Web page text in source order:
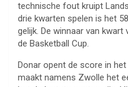
technische fout kruipt
drie kwarten spelen is het
gelijk. De winnaar van kwart
de Basketball Cup.
Donar opent de score in
maakt namens Zwolle het